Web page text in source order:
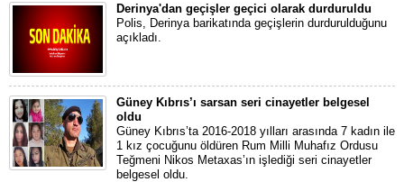
Derinya'dan geçişler geçici olarak durduruldu
Polis, Derinya barikatında geçişlerin durdurulduğunu
açıkladı.
Güney Kıbrıs’ı sarsan seri cinayetler belgesel
oldu
Güney Kıbrıs’ta 2016-2018 yılları arasında 7 kadın ile
1 kız çocuğunu öldüren Rum Milli Muhafız Ordusu
Teğmeni Nikos Metaxas’ın işlediği seri cinayetler
belgesel oldu.